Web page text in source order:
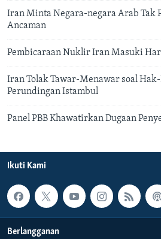
Iran Minta Negara-negara Arab Tak
Ancaman
Pembicaraan Nuklir Iran Masuki
Iran Tolak Tawar-Menawar soal
Perundingan Istambul
Panel PBB Khawatirkan Dugaan
Ikuti Kami
Berlangganan